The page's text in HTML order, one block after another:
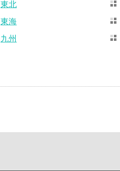
東北
東海
九州